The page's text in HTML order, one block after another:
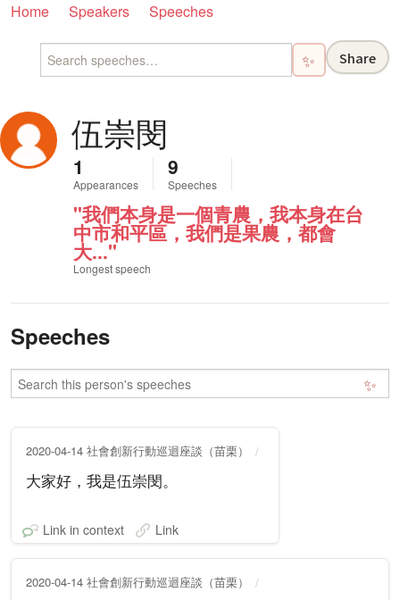
Home Speakers Speeches
✨ Share
伍崇閔
1
Appearances
9
Speeches
"我們本身是一個青農，我本身在台
中市和平區，我們是果農，都會
大..."
Longest speech
Speeches
✨
2020-04-14 社會創新行動巡迴座談（苗栗）
大家好，我是伍崇閔。
Link in context Link
2020-04-14 社會創新行動巡迴座談（苗栗）